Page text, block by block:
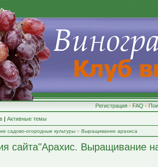
Регистрация • FAQ •
| Активные темы
садово-огородные культуры » Выращивание арахиса
сайта"Арахис. Выращивание